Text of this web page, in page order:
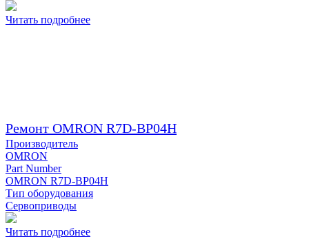
Читать подробнее
Ремонт OMRON R7D-BP04H
Производитель
OMRON
Part Number
OMRON R7D-BP04H
Тип оборудования
Сервоприводы
Читать подробнее